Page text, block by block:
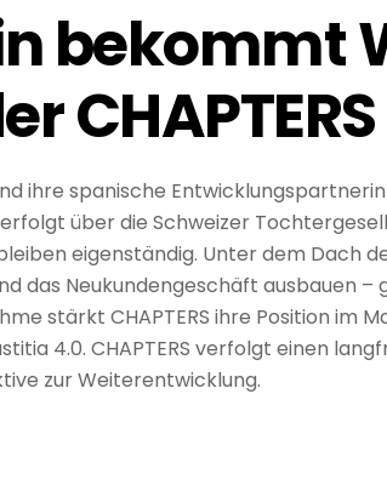
bekommt
ihre spanische
über die Schweizer
eigenständig. Unter dem Dach
das Neukundengeschäft ausbauen
stärkt CHAPTERS ihre Position im
4.0. CHAPTERS verfolgt einen
zur Weiterentwicklung.